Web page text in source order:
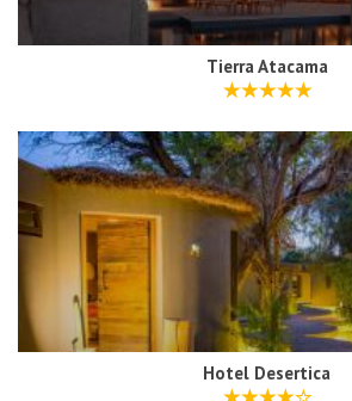
Tierra Atacama
Hotel Desertica